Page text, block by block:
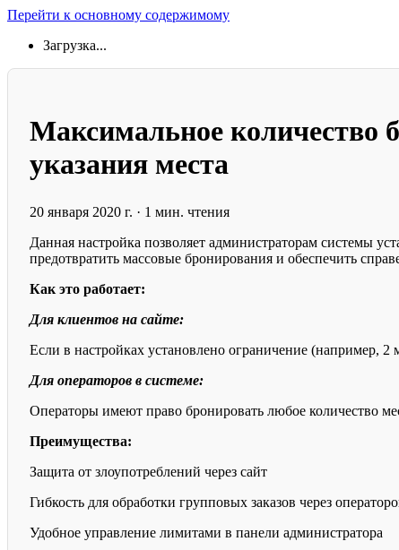
Перейти к основному содержимому
Загрузка...
Максимальное количество
указания места
20 января 2020 г. · 1 мин. чтения
Данная настройка позволяет администраторам системы
предотвратить массовые бронирования и обеспечить
Как это работает:
Для клиентов на сайте:
Если в настройках установлено ограничение (например, 2
Для операторов в системе:
Операторы имеют право бронировать любое количество
Преимущества:
Защита от злоупотреблений через сайт
Гибкость для обработки групповых заказов через
Удобное управление лимитами в панели администратора